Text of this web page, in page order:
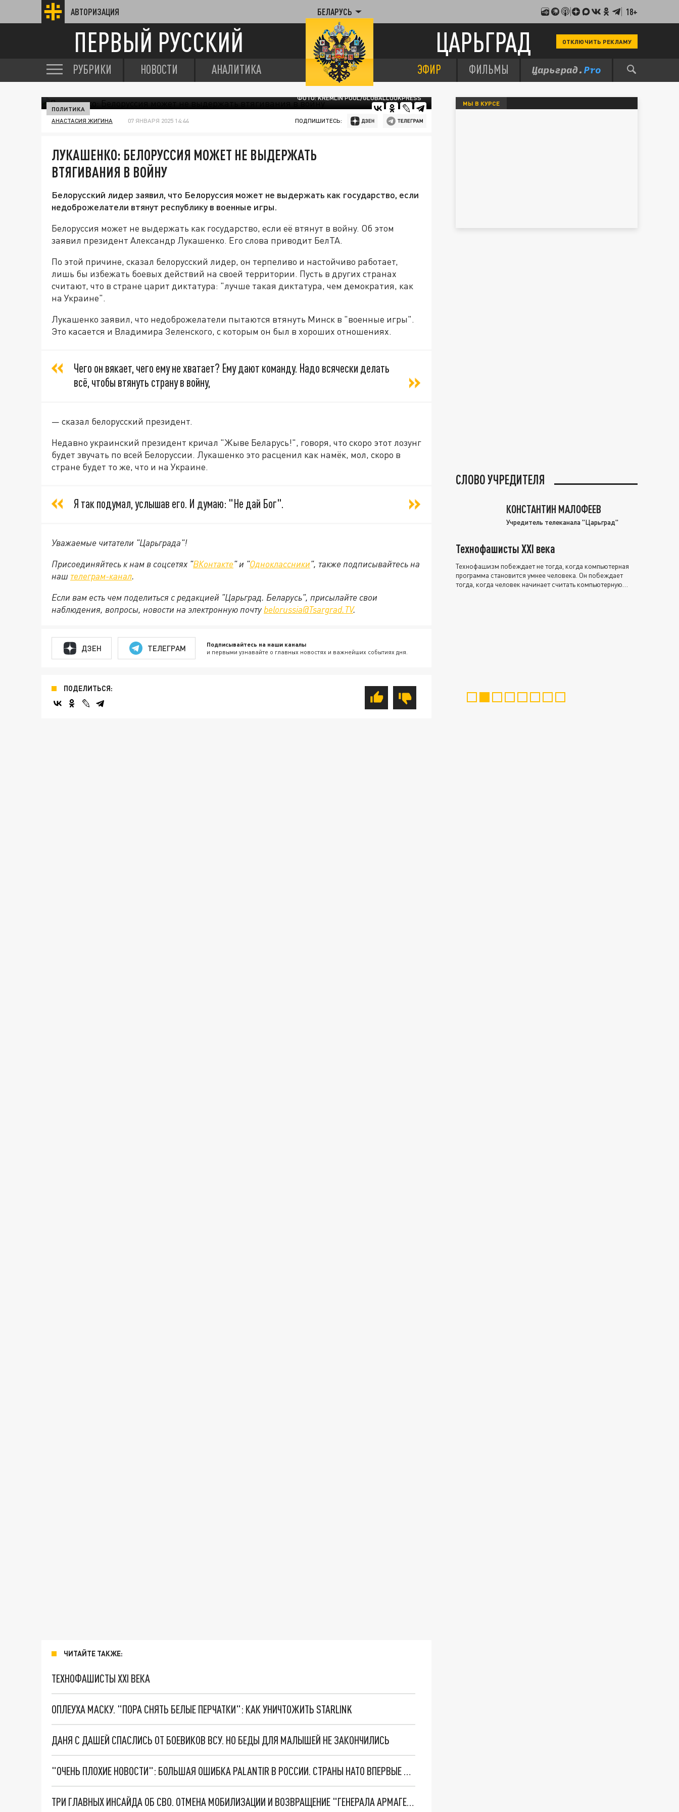
АВТОРИЗАЦИЯ БЕЛАРУСЬ 18+
ПЕРВЫЙ РУССКИЙ ЦАРЬГРАД ОТКЛЮЧИТЬ РЕКЛАМУ
РУБРИКИ НОВОСТИ АНАЛИТИКА ЭФИР ФИЛЬМЫ
ФОТО: KREMLIN POOL/GLOBALLOOKPRESS
ПОЛИТИКА
АНАСТАСИЯ ЖИГИНА 07 ЯНВАРЯ 2025 14:44 ПОДПИШИТЕСЬ:
ЛУКАШЕНКО: БЕЛОРУССИЯ МОЖЕТ НЕ ВЫДЕРЖАТЬ
ВТЯГИВАНИЯ В ВОЙНУ
Белорусский лидер заявил, что Белоруссия может не выдержать как государство, если
недоброжелатели втянут республику в военные игры.
Белоруссия может не выдержать как государство, если её втянут в войну. Об этом
заявил президент Александр Лукашенко. Его слова приводит БелТА.
По этой причине, сказал белорусский лидер, он терпеливо и настойчиво работает,
лишь бы избежать боевых действий на своей территории. Пусть в других странах
считают, что в стране царит диктатура: "лучше такая диктатура, чем демократия, как
на Украине".
Лукашенко заявил, что недоброжелатели пытаются втянуть Минск в "военные игры".
Это касается и Владимира Зеленского, с которым он был в хороших отношениях.
Чего он вякает, чего ему не хватает? Ему дают команду. Надо всячески делать
всё, чтобы втянуть страну в войну,
— сказал белорусский президент.
Недавно украинский президент кричал "Жыве Беларусь!", говоря, что скоро этот лозунг
будет звучать по всей Белоруссии. Лукашенко это расценил как намёк, мол, скоро в
стране будет то же, что и на Украине.
Я так подумал, услышав его. И думаю: "Не дай Бог".
Уважаемые читатели "Царьграда"!
Присоединяйтесь к нам в соцсетях "ВКонтакте" и "Одноклассники", также подписывайтесь на
наш телеграм-канал.
Если вам есть чем поделиться с редакцией "Царьград. Беларусь", присылайте свои
наблюдения, вопросы, новости на электронную почту belorussia@Tsargrad.TV.
ДЗЕН ТЕЛЕГРАМ Подписывайтесь на наши каналы
и первыми узнавайте о главных новостях и важнейших событиях дня.
ПОДЕЛИТЬСЯ:
ЧИТАЙТЕ ТАКЖЕ:
ТЕХНОФАШИСТЫ XXI ВЕКА
ОПЛЕУХА МАСКУ. "ПОРА СНЯТЬ БЕЛЫЕ ПЕРЧАТКИ": КАК УНИЧТОЖИТЬ STARLINK
ДАНЯ С ДАШЕЙ СПАСЛИСЬ ОТ БОЕВИКОВ ВСУ. НО БЕДЫ ДЛЯ МАЛЫШЕЙ НЕ ЗАКОНЧИЛИСЬ
"ОЧЕНЬ ПЛОХИЕ НОВОСТИ": БОЛЬШАЯ ОШИБКА PALANTIR В РОССИИ. СТРАНЫ НАТО ВПЕРВЫЕ ЗА СВО ОСТАНОВИЛИ ПОСТАВКИ ОРУЖИЯ. ВСУ ТЕРЯЮТ ПРИГРАНИЧЬЕ?
ТРИ ГЛАВНЫХ ИНСАЙДА ОБ СВО. ОТМЕНА МОБИЛИЗАЦИИ И ВОЗВРАЩЕНИЕ "ГЕНЕРАЛА АРМАГЕДДОНА"? ОТЛИЧНЫЕ НОВОСТИ, КОТОРЫЕ ЖДАЛИ ВСЕ
МЫ В КУРСЕ
СЛОВО УЧРЕДИТЕЛЯ
КОНСТАНТИН МАЛОФЕЕВ
Учредитель телеканала "Царьград"
Технофашисты XXI века
Технофашизм побеждает не тогда, когда компьютерная
программа становится умнее человека. Он побеждает
тогда, когда человек начинает считать компьютерную